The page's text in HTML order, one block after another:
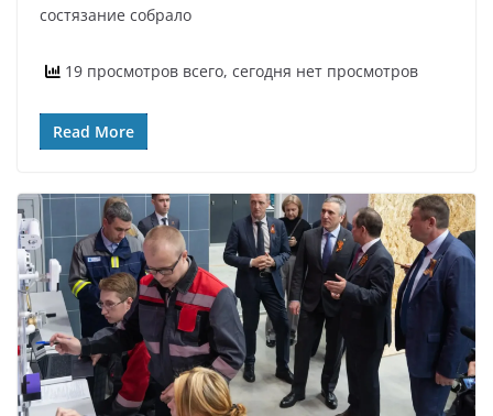
состязание собрало
19 просмотров всего, сегодня нет просмотров
Read More